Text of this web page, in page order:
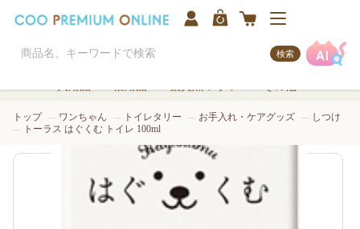
検索
トップ ワンちゃん トイレタリー お手入れ・ケアグッズ
しつけ
トーラス はぐくむ トイレ 100ml